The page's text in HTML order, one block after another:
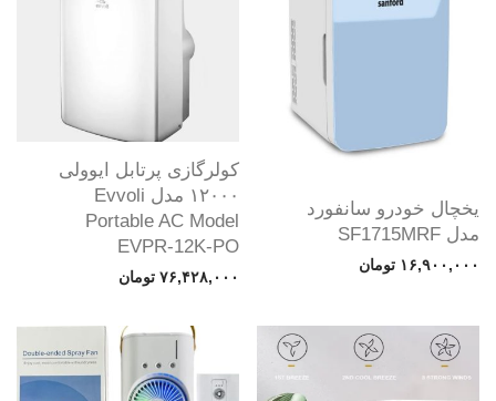
یخچال خودرو سانفورد
مدل SF1715MRF
۱۶,۹۰۰,۰۰۰ تومان
کولرگازی پرتابل ایوولی
۱۲۰۰۰ مدل Evvoli
Portable AC Model
EVPR-12K-PO
۷۶,۴۲۸,۰۰۰ تومان